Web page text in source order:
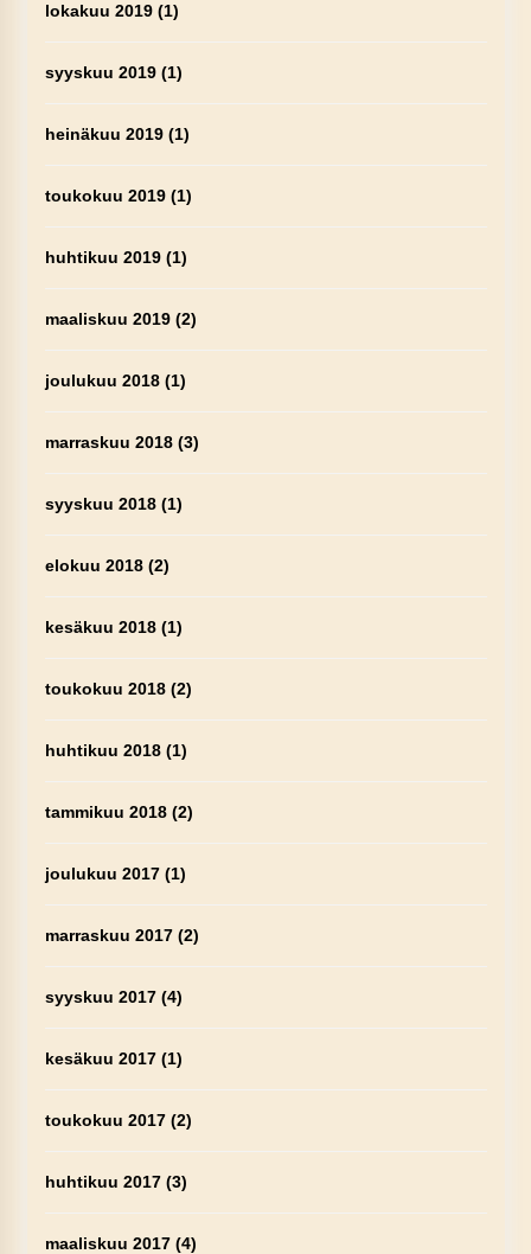
lokakuu 2019(1)
syyskuu 2019(1)
heinäkuu 2019(1)
toukokuu 2019(1)
huhtikuu 2019(1)
maaliskuu 2019(2)
joulukuu 2018(1)
marraskuu 2018(3)
syyskuu 2018(1)
elokuu 2018(2)
kesäkuu 2018(1)
toukokuu 2018(2)
huhtikuu 2018(1)
tammikuu 2018(2)
joulukuu 2017(1)
marraskuu 2017(2)
syyskuu 2017(4)
kesäkuu 2017(1)
toukokuu 2017(2)
huhtikuu 2017(3)
maaliskuu 2017(4)